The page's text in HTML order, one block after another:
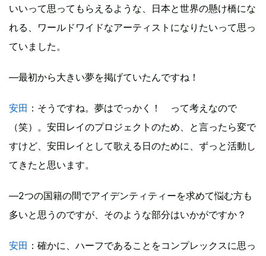
いいって思ってもらえるような、日本と世界の懸け橋にな
れる、ワールドワイドなアーティストになりたいって思っ
ていました。
―最初から大きい夢を掲げていたんですね！
安田 ：そうですね。夢はでっかく！ って考えなので
（笑）。安田レイのプロジェクトのため、と言ったら変で
すけど、安田レイとして歌える日のために、ずっと活動し
てきたと思います。
―2つの国籍の間でアイデンティティーを求めて悩む方も
多いと思うのですが、そのような部分はいかがですか？
安田 ：確かに、ハーフであることをコンプレックスに思っ